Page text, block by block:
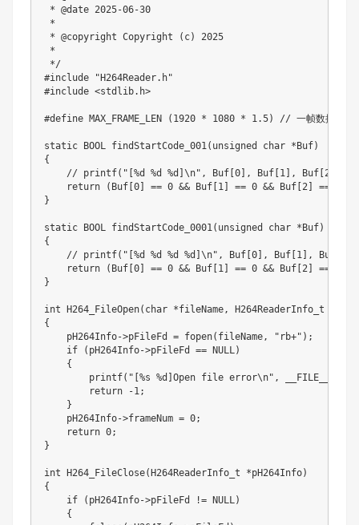
* @date 2025-06-30
*
* @copyright Copyright (c) 2025
*
*/
#include
"H264Reader.h"
#include <stdlib.h>
#define MAX_FRAME_LEN ( 1920 * 1080 * 1.5) // 一帧数据最大
static BOOL findStartCode_001( unsigned char * Buf)
{
// printf("[%d %d %d]\n", Buf[0], Buf[1], Buf[2]);
return
( Buf 0 == 0 && Buf 1 == 0 && Buf 2 ==
}
static BOOL findStartCode_0001( unsigned char * Buf)
{
// printf("[%d %d %d %d]\n", Buf[0], Buf[1],
return
( Buf 0 == 0 && Buf 1 == 0 && Buf 2 ==
}
int H264_FileOpen( char *fileName, H264ReaderInfo_t
{
    pH264Info
->pFileFd = fopen( fileName, "rb+" ) ;
if
( pH264Info->pFileFd == NULL)
{
printf( "[%s %d]Open file error\n" , __FILE__
return
-1;
}
    pH264Info
->frameNum = 0;
return 0;
}
int H264_FileClose( H264ReaderInfo_t *pH264Info)
{
if
( pH264Info->pFileFd != NULL)
{